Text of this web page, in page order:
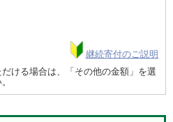
継続寄付のご説明
ける場合は、「その他の金額」を選